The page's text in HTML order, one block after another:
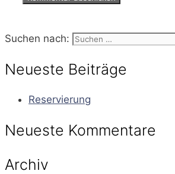
Suchen nach:
Neueste Beiträge
Reservierung
Neueste Kommentare
Archiv